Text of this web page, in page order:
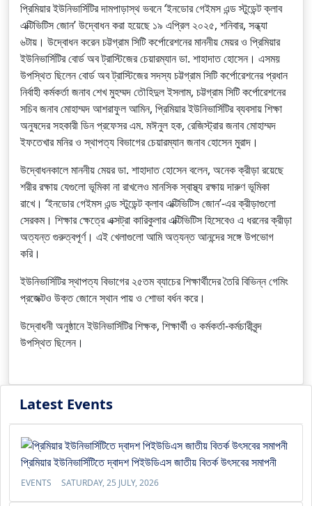
প্রিমিয়ার ইউনিভার্সিটির দামপাড়াস্থ ভবনে ‘ইনডোর গেইমস এন্ড স্টুডেন্ট ক্লাব
এক্টিভিটিস জোন’ উদ্বোধন করা হয়েছে ১৯ এপ্রিল ২০২৫, শনিবার, সন্ধ্যা
৬টায়। উদ্বোধন করেন চট্টগ্রাম সিটি কর্পোরেশনের মাননীয় মেয়র ও প্রিমিয়ার
ইউনিভার্সিটির বোর্ড অব ট্রাস্টিজের চেয়ারম্যান ডা. শাহাদাত হোসেন। এসময়
উপস্থিত ছিলেন বোর্ড অব ট্রাস্টিজের সদস্য চট্টগ্রাম সিটি কর্পোরেশনের প্রধান
নির্বাহী কর্মকর্তা জনাব শেখ মুহম্মদ তৌহিদুল ইসলাম, চট্টগ্রাম সিটি কর্পোরেশনের
সচিব জনাব মোহাম্মদ আশরাফুল আমিন, প্রিমিয়ার ইউনিভার্সিটির ব্যবসায় শিক্ষা
অনুষদের সহকারী ডিন প্রফেসর এম. মঈনুল হক, রেজিস্ট্রার জনাব মোহাম্মদ
ইফতেখার মনির ও স্থাপত্য বিভাগের চেয়ারম্যান জনাব হোসেন মুরাদ।
উদ্বোধনকালে মাননীয় মেয়র ডা. শাহাদাত হোসেন বলেন, অনেক ক্রীড়া রয়েছে
শরীর রক্ষায় যেগুলো ভূমিকা না রাখলেও মানসিক স্বাস্থ্য রক্ষায় দারুণ ভূমিকা
রাখে। ‘ইনডোর গেইমস এন্ড স্টুডেন্ট ক্লাব এক্টিভিটিস জোন’-এর ক্রীড়াগুলো
সেরকম। শিক্ষার ক্ষেত্রে এক্সট্রা কারিকুলার এক্টিভিটিস হিসেবেও এ ধরনের ক্রীড়া
অত্যন্ত গুরুত্বপূর্ণ। এই খেলাগুলো আমি অত্যন্ত আনন্দের সঙ্গে উপভোগ
করি।
ইউনিভার্সিটির স্থাপত্য বিভাগের ২৫তম ব্যাচের শিক্ষার্থীদের তৈরি বিভিন্ন গেমিং
প্রজেক্টও উক্ত জোনে স্থান পায় ও শোভা বর্ধন করে।
উদ্বোধনী অনুষ্ঠানে ইউনিভার্সিটির শিক্ষক, শিক্ষার্থী ও কর্মকর্তা-কর্মচারীবৃন্দ
উপস্থিত ছিলেন।
Latest Events
প্রিমিয়ার ইউনিভার্সিটিতে দ্বাদশ পিইউডিএস জাতীয় বিতর্ক উৎসবের সমাপনী
EVENTS SATURDAY, 25 JULY, 2026